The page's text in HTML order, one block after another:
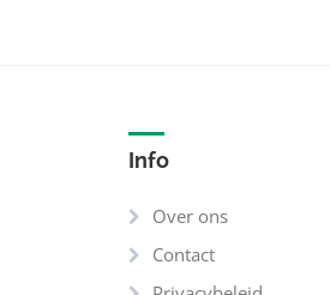
Info
Over ons
Contact